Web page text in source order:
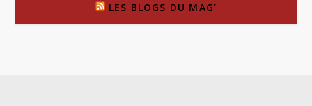
LES BLOGS DU MAG’